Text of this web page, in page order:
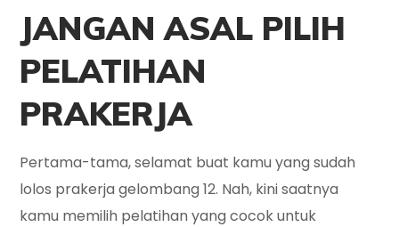
JANGAN ASAL PILIH
PELATIHAN
PRAKERJA
Pertama-tama, selamat buat kamu yang sudah
lolos prakerja gelombang 12. Nah, kini saatnya
kamu memilih pelatihan yang cocok untuk